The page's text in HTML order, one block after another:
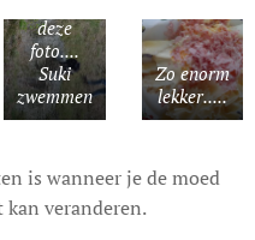
deze
foto....
Suki
zwemmen
Zo enorm
lekker.....
is wanneer je de moed
veranderen.